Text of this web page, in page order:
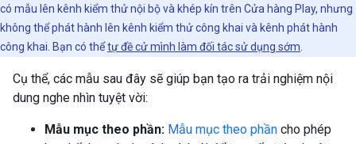
có mẫu lên kênh kiểm thử nội bộ và khép kín trên Cửa hàng Play, nhưng
không thể phát hành lên kênh kiểm thử công khai và kênh phát hành
công khai. Bạn có thểtự đề cử mình làm đối tác sử dụng sớm
Cụ thể, các mẫu sau đây sẽ giúp bạn tạo ra trải nghiệm nội
dung nghe nhìn tuyệt vời:
Mẫu mục theo phần: Mẫu mục theo phần cho phép